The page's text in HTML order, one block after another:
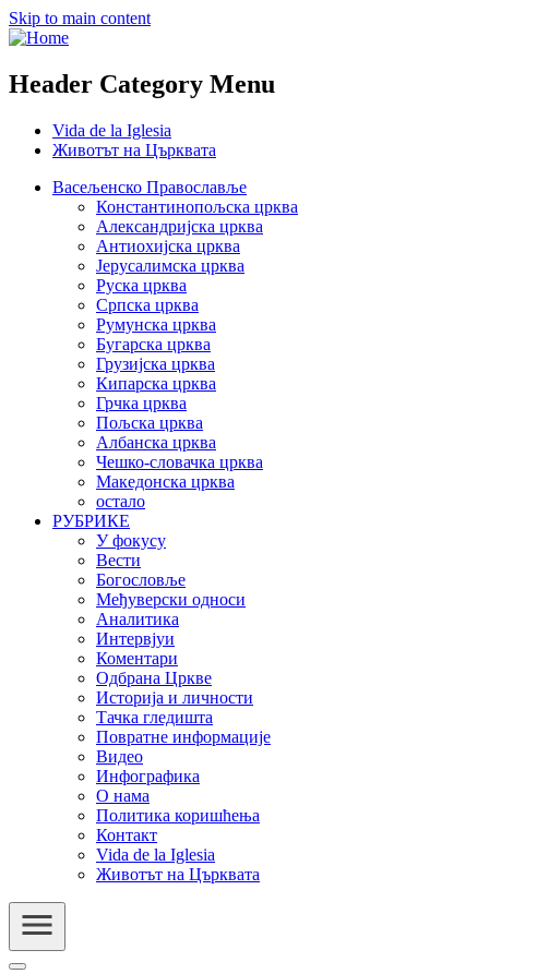
Skip to main content
Header Category Menu
Vida de la Iglesia
Животът на Църквата
Васељенско Православље
Константинопољска црква
Александријска црква
Антиохијска црква
Јерусалимска црква
Руска црква
Српска црква
Румунска црква
Бугарска црква
Грузијска црква
Кипарска црква
Грчка црква
Пољска црква
Албанска црква
Чешко-словачка црква
Македонска црква
остало
РУБРИКЕ
У фокусу
Вести
Богословље
Међуверски односи
Аналитика
Интервјуи
Коментари
Одбрана Цркве
Историја и личности
Тачка гледишта
Повратне информације
Видео
Инфографика
О нама
Политика коришћења
Контакт
Vida de la Iglesia
Животът на Църквата